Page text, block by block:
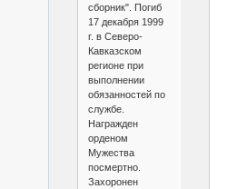
сборник". Погиб
17 декабря 1999
г. в Северо-
Кавказском
регионе при
выполнении
обязанностей по
службе.
Награжден
орденом
Мужества
посмертно.
Захоронен